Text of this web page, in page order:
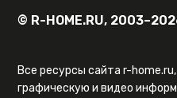
© R-HOME.RU,
Все ресурсы сайта r-
графическую и видео